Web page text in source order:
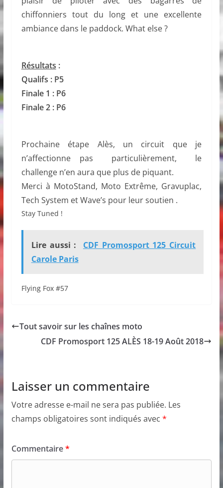
chiffonniers tout du long et une excellente
ambiance dans le paddock. What else ?
Résultats :
Qualifs : P5
Finale 1 : P6
Finale 2 : P6
Prochaine étape Alès, un circuit que je
n’affectionne pas particulièrement, le
challenge n’en aura que plus de piquant.
Merci à MotoStand, Moto Extrême, Gravuplac,
Tech System et Wave’s pour leur soutien .
Stay Tuned !
Lire aussi :
CDF Promosport 125 Circuit
Carole Paris
Flying Fox #57
Tout savoir sur les chaînes moto
CDF Promosport 125 ALÈS 18-19 Août 2018
Laisser un commentaire
Votre adresse e-mail ne sera pas publiée. Les
champs obligatoires sont indiqués avec *
Commentaire*